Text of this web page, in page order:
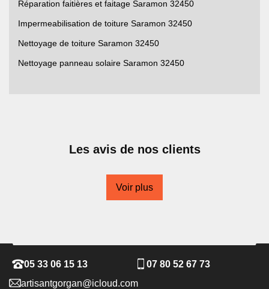
Réparation faitières et faitage Saramon 32450
Impermeabilisation de toiture Saramon 32450
Nettoyage de toiture Saramon 32450
Nettoyage panneau solaire Saramon 32450
Les avis de nos clients
Voir plus
05 33 06 15 13
07 80 52 67 73
artisantgorgan@icloud.com